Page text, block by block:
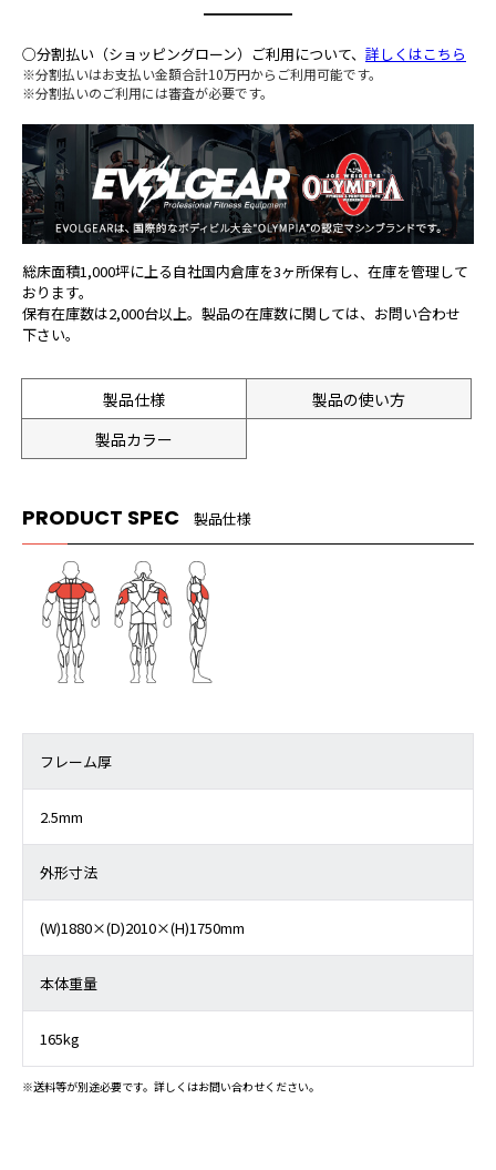
○分割払い（ショッピングローン）ご利用について、 詳しくはこちら
※分割払いはお支払い金額合計10万円からご利用可能です。
※分割払いのご利用には審査が必要です。
総床面積1,000坪に上る自社国内倉庫を3ヶ所保有し、在庫を管理して
おります。
保有在庫数は2,000台以上。製品の在庫数に関しては、お問い合わせ
下さい。
製品仕様
製品の使い方
製品カラー
PRODUCT SPEC 製品仕様
フレーム厚
2.5mm
外形寸法
(W)1880×(D)2010×(H)1750mm
本体重量
165kg
※送料等が別途必要です。詳しくはお問い合わせください。